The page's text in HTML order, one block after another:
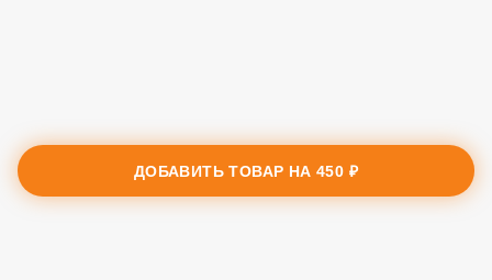
ДОБАВИТЬ ТОВАР НА450 ₽